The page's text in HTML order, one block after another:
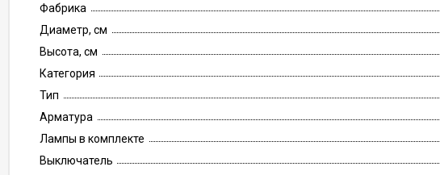
Фабрика
Диаметр, см
Высота, см
Категория
Тип
Арматура
Лампы в комплекте
Выключатель